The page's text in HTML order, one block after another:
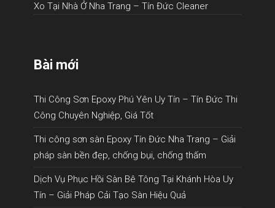
Xo Tại Nhà Ở Nha Trang – Tín Đức Cleaner
Bài mới
Thi Công Sơn Epoxy Phú Yên Uy Tín – Tín Đức Thi
Công Chuyên Nghiệp, Giá Tốt
Thi công sơn sàn Epoxy Tín Đức Nha Trang – Giải
pháp sàn bền đẹp, chống bụi, chống thấm
Dịch Vụ Phục Hồi Sàn Bê Tông Tại Khánh Hòa Uy
Tín – Giải Pháp Cải Tạo Sàn Hiệu Quả